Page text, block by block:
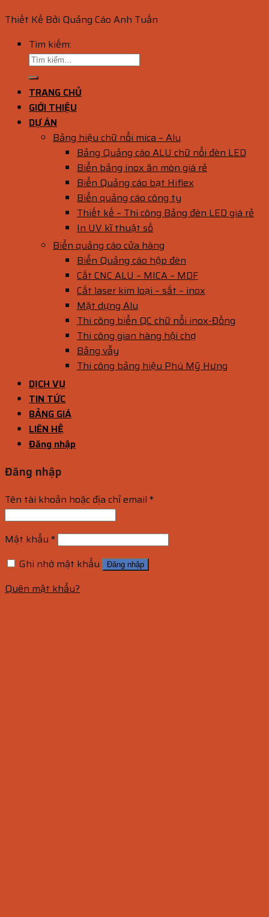
Thiết Kế Bởi Quảng Cáo Anh Tuấn
Tìm kiếm:
TRANG CHỦ
GIỚI THIỆU
DỰ ÁN
Bảng hiệu chữ nổi mica – Alu
Bảng Quảng cáo ALU chữ nổi đèn LED
Biển bảng inox ăn mòn giá rẻ
Biển Quảng cáo bạt Hiflex
Biển quảng cáo công ty
Thiết kế – Thi công Bảng đèn LED giá rẻ
In UV kĩ thuật số
Biển quảng cáo cửa hàng
Biển Quảng cáo hộp đèn
Cắt CNC ALU – MICA – MDF
Cắt laser kim loại – sắt – inox
Mặt dựng Alu
Thi công biển QC chữ nổi inox-Đồng
Thi công gian hàng hội chợ
Bảng vẫy
Thi công bảng hiệu Phú Mỹ Hưng
DỊCH VỤ
TIN TỨC
BẢNG GIÁ
LIÊN HỆ
Đăng nhập
Đăng nhập
Tên tài khoản hoặc địa chỉ email *
Mật khẩu *
Ghi nhớ mật khẩu
Đăng nhập
Quên mật khẩu?